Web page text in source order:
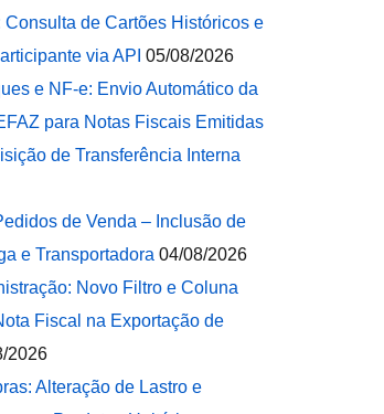
Consulta de Cartões Históricos e
via API 05/08/2026
e NF-e: Envio Automático da
para Notas Fiscais Emitidas
de Transferência Interna
de Venda – Inclusão de
e Transportadora 04/08/2026
Novo Filtro e Coluna
Fiscal na Exportação de
2026
Alteração de Lastro e